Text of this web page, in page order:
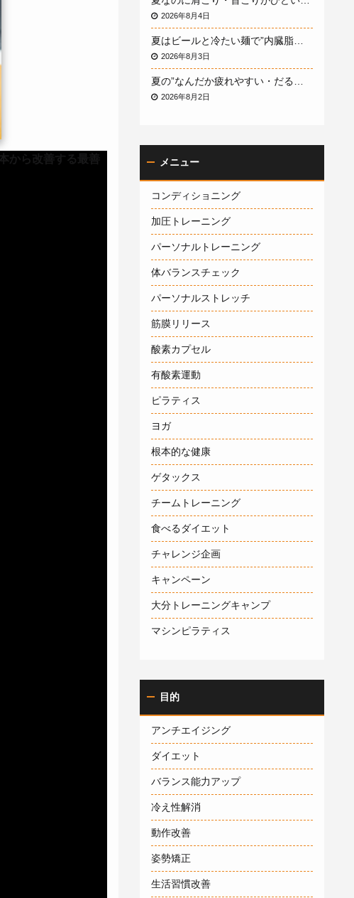
から改善する最善
2026年8月4日
2026年8月3日
2026年8月2日
メニュー
コンディショニング
加圧トレーニング
パーソナルトレーニング
体バランスチェック
パーソナルストレッチ
筋膜リリース
酸素カプセル
有酸素運動
ピラティス
ヨガ
根本的な健康
ゲタックス
チームトレーニング
食べるダイエット
チャレンジ企画
キャンペーン
大分トレーニングキャンプ
マシンピラティス
目的
アンチエイジング
ダイエット
バランス能力アップ
冷え性解消
動作改善
姿勢矯正
生活習慣改善